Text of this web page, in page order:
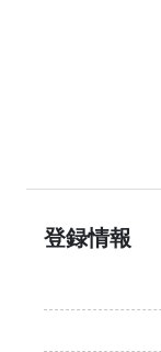
登録情報